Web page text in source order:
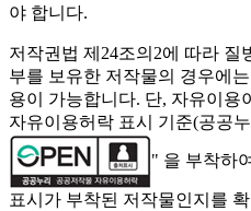
야 합니다.
저작권법 제24조의2에 따라 질
부를 보유한 저작물의 경우에
용이 가능합니다. 단, 자유이용
자유이용허락 표시 기준(공공
" 을 부착하
표시가 부착된 저작물인지를